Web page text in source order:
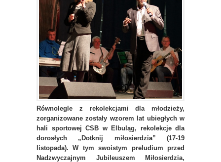
Równolegle z rekolekcjami dla młodzieży,
zorganizowane zostały wzorem lat ubiegłych w
hali sportowej CSB w Elbuląg, rekolekcje dla
dorosłych „Dotknij miłosierdzia” (17-19
listopada). W tym swoistym preludium przed
Nadzwyczajnym Jubileuszem Miłosierdzia,